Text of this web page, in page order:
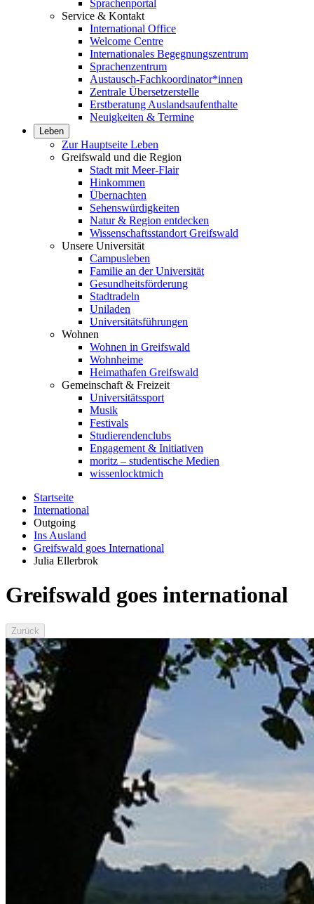
Sprachenportal
Service & Kontakt
International Office
Welcome Centre
Internationales Begegnungszentrum
Sprachenzentrum
Austausch-Fachkoordinator*innen
Zentrale Übersetzerstelle
Erstberatung Auslandsaufenthalte
Neuigkeiten & Termine
Leben
Zur Hauptseite Leben
Greifswald und die Region
Stadt mit Meer-Flair
Hinkommen
Übernachten
Sehenswürdigkeiten
Natur & Region entdecken
Wissenschaftsstandort Greifswald
Unsere Universität
Campusleben
Familie an der Universität
Gesundheitsförderung
Stadtradeln
Uniladen
Universitätsführungen
Wohnen
Wohnen in Greifswald
Wohnheime
Heimathafen Greifswald
Gemeinschaft & Freizeit
Universitätssport
Musik
Festivals
Studierendenclubs
Engagement & Initiativen
moritz – studentische Medien
wissenlocktmich
Startseite
International
Outgoing
Ins Ausland
Greifswald goes International
Julia Ellerbrok
Greifswald goes international
Zurück